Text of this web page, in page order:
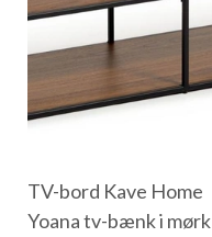
TV-bord Kave Home
Yoana tv-bænk i mørk